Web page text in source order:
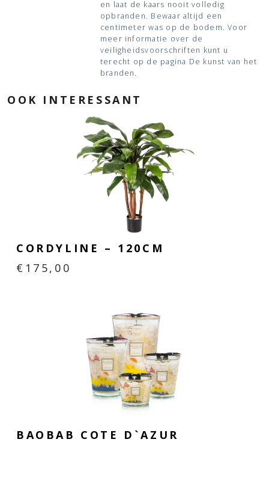
en laat de kaars nooit volledig
opbranden. Bewaar altijd een
centimeter was op de bodem. Voor
meer informatie over de
veiligheidsvoorschriften kunt u
terecht op de pagina De kunst van het
branden.
OOK INTERESSANT
CORDYLINE – 120CM
€ 175,00
BAOBAB COTE D`AZUR